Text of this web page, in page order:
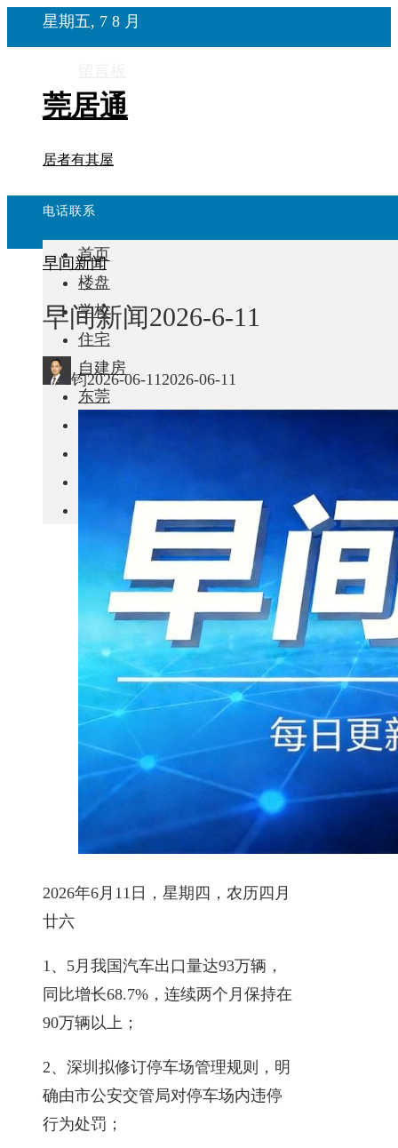
星期五, 7 8 月
莞居通
居者有其屋
电话联系
首页
楼盘
学校
住宅
自建房
东莞
早间新闻
早间新闻2026-6-11
钧2026-06-11 2026-06-11
2026年6月11日，星期四，农历四月
廿六
1、5月我国汽车出口量达93万辆，
同比增长68.7%，连续两个月保持在
90万辆以上；
2、深圳拟修订停车场管理规则，明
确由市公安交管局对停车场内违停
行为处罚；